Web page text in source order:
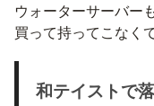
ウォーターサーバー
買って持ってこなく
和テイストで